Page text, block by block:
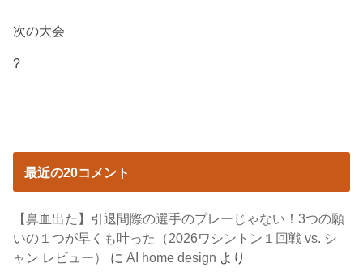
次の大会
?
最近の20コメント
【鼻血出た】引退間際の選手のプレーじゃない！3つの願
いの１つが早くも叶った（2026ワシントン１回戦 vs. シ
ャン レビュー）
にAI home design より